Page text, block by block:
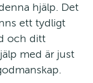
hjälp. Det
ett tydligt
och ditt
med är just